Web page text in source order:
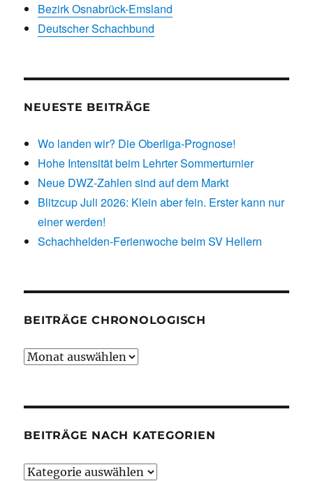
Bezirk Osnabrück-Emsland
Deutscher Schachbund
NEUESTE BEITRÄGE
Wo landen wir? Die Oberliga-Prognose!
Hohe Intensität beim Lehrter Sommerturnier
Neue DWZ-Zahlen sind auf dem Markt
Blitzcup Juli 2026: Klein aber fein. Erster kann nur
einer werden!
Schachhelden-Ferienwoche beim SV Hellern
BEITRÄGE CHRONOLOGISCH
Beiträge
BEITRÄGE NACH KATEGORIEN
Beiträge